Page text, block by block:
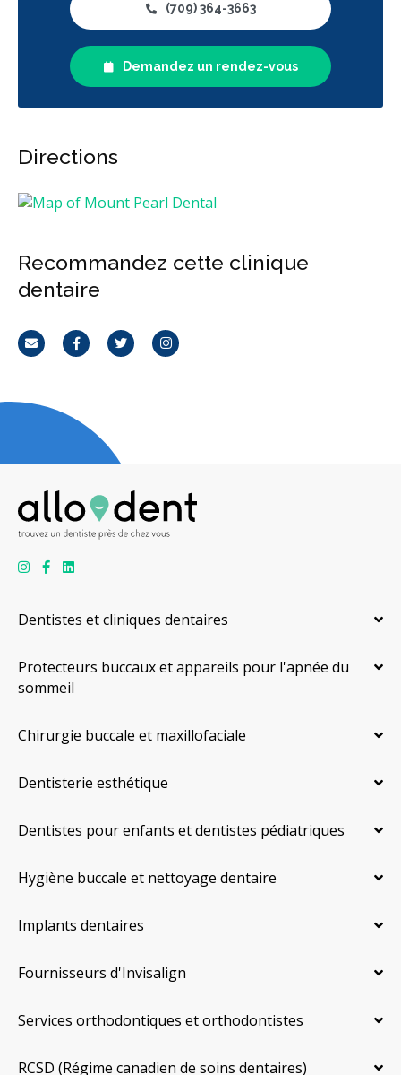
(709) 364-3663
Demandez un rendez-vous
Directions
Recommandez cette clinique
dentaire
CourrielFacebookTwitterInstagram
Dentistes et cliniques dentaires
Protecteurs buccaux et appareils pour l'apnée du
sommeil
Chirurgie buccale et maxillofaciale
Dentisterie esthétique
Dentistes pour enfants et dentistes pédiatriques
Hygiène buccale et nettoyage dentaire
Implants dentaires
Fournisseurs d'Invisalign
Services orthodontiques et orthodontistes
RCSD (Régime canadien de soins dentaires)